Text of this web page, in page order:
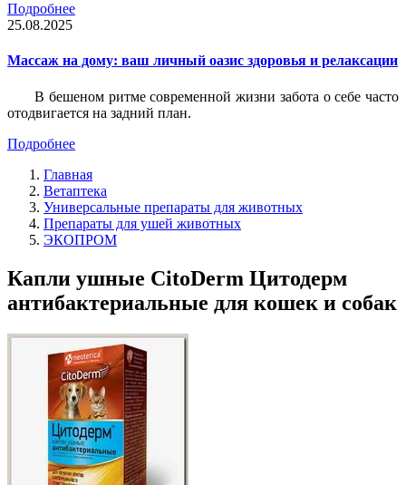
Подробнее
25.08.2025
Массаж на дому: ваш личный оазис здоровья и релаксации
В бешеном ритме современной жизни забота о себе часто
отодвигается на задний план.
Подробнее
Главная
Ветаптека
Универсальные препараты для животных
Препараты для ушей животных
ЭКОПРОМ
Капли ушные CitoDerm Цитодерм
антибактериальные для кошек и собак